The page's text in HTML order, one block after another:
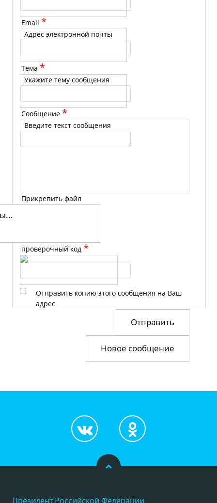
Email *
Адрес электронной почты
Тема *
Укажите тему сообщения
Сообщение *
Введите текст сообщения
Прикрепить файл
проверочный код *
Отправить копию этого сообщения на Ваш
адрес
Президент Российской Федерации